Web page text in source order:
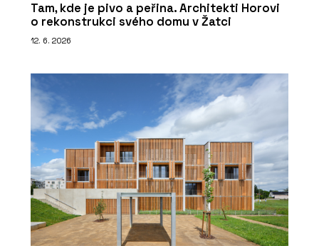
Tam, kde je pivo a peřina. Architekti Horovi
o rekonstrukci svého domu v Žatci
12. 6. 2026